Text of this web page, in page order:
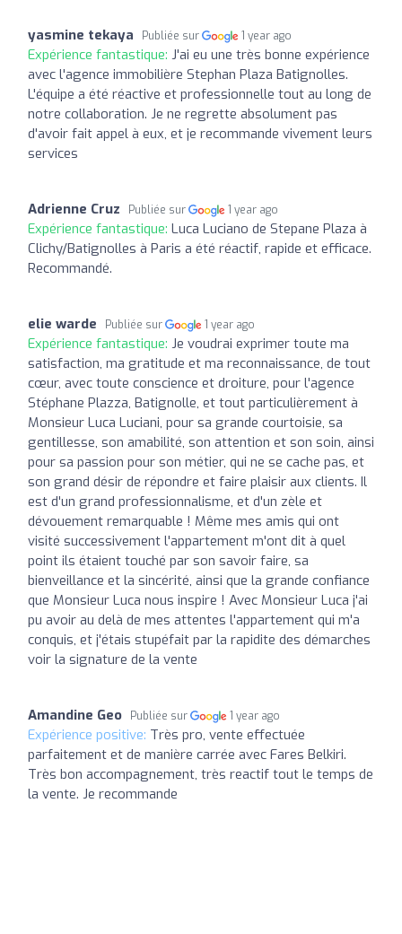
yasmine tekaya Publiée sur 1 year ago
Expérience fantastique: J'ai eu une très bonne expérience
avec l'agence immobilière Stephan Plaza Batignolles.
L'équipe a été réactive et professionnelle tout au long de
notre collaboration. Je ne regrette absolument pas
d'avoir fait appel à eux, et je recommande vivement leurs
services
Adrienne Cruz Publiée sur 1 year ago
Expérience fantastique: Luca Luciano de Stepane Plaza à
Clichy/Batignolles à Paris a été réactif, rapide et efficace.
Recommandé.
elie warde Publiée sur 1 year ago
Expérience fantastique: Je voudrai exprimer toute ma
satisfaction, ma gratitude et ma reconnaissance, de tout
cœur, avec toute conscience et droiture, pour l'agence
Stéphane Plazza, Batignolle, et tout particulièrement à
Monsieur Luca Luciani, pour sa grande courtoisie, sa
gentillesse, son amabilité, son attention et son soin, ainsi
pour sa passion pour son métier, qui ne se cache pas, et
son grand désir de répondre et faire plaisir aux clients. Il
est d'un grand professionnalisme, et d'un zèle et
dévouement remarquable ! Même mes amis qui ont
visité successivement l'appartement m'ont dit à quel
point ils étaient touché par son savoir faire, sa
bienveillance et la sincérité, ainsi que la grande confiance
que Monsieur Luca nous inspire ! Avec Monsieur Luca j'ai
pu avoir au delà de mes attentes l'appartement qui m'a
conquis, et j'étais stupéfait par la rapidite des démarches
voir la signature de la vente
Amandine Geo Publiée sur 1 year ago
Expérience positive: Très pro, vente effectuée
parfaitement et de manière carrée avec Fares Belkiri.
Très bon accompagnement, très reactif tout le temps de
la vente. Je recommande